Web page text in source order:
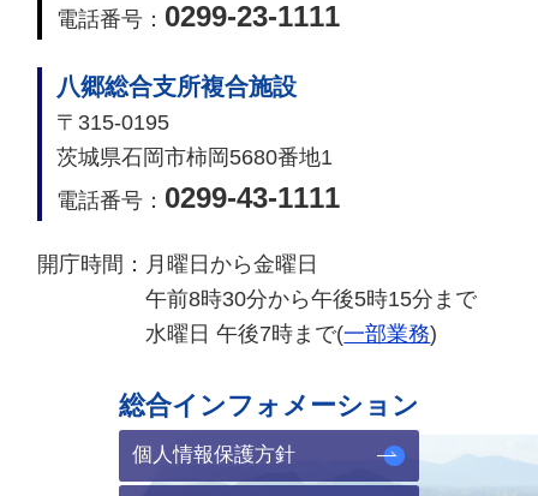
電話番号： 0299-23-1111
八郷総合支所複合施設
〒315-0195
茨城県石岡市柿岡5680番地1
電話番号： 0299-43-1111
開庁時間： 月曜日から金曜日
午前8時30分から午後5時15分まで
水曜日 午後7時まで(一部業務)
総合インフォメーション
個人情報保護方針